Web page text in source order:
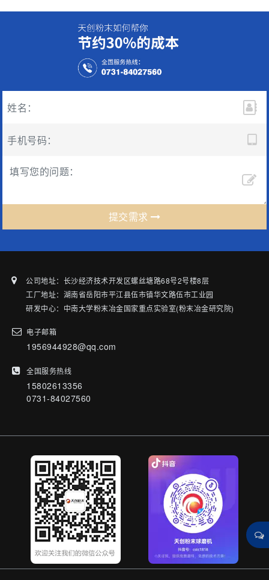
提交需求
公司地址：长沙经济技术开发区螺丝塘路68号2号楼8层
工厂地址：湖南省岳阳市平江县伍市镇华文路伍市工业园
研发中心：中南大学粉末冶金国家重点实验室(粉末冶金研究院)
电子邮箱
1956944928@qq.com
全国服务热线
15802613356
0731-84027560